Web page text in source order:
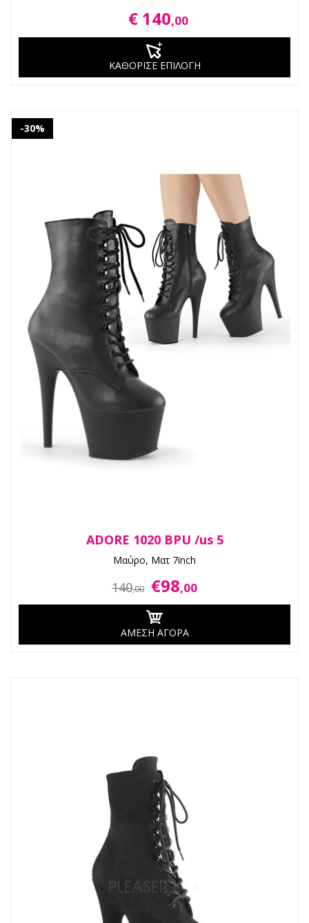
€ 140,00
ΚΑΘΟΡΙΣΕ ΕΠΙΛΟΓΗ
-30%
ADORE 1020 BPU /us 5
Μαύρο, Ματ 7inch
140,00 €98,00
ΑΜΕΣΗ ΑΓΟΡΑ